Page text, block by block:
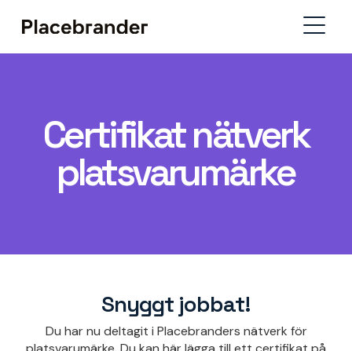
Certifikat nätverk
platsvarumärke
Snyggt jobbat!
Du har nu deltagit i Placebranders nätverk för